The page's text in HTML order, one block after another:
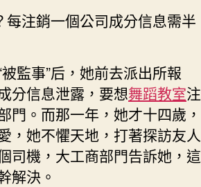
每注銷一個公司成分信息需半
監事”后，她前去派出所報
分信息泄露，要想舞蹈教室注
門。而那一年，她才十四歲，
，她不懼天地，打著探訪友人
司機，大工商部門告訴她，這
解決。